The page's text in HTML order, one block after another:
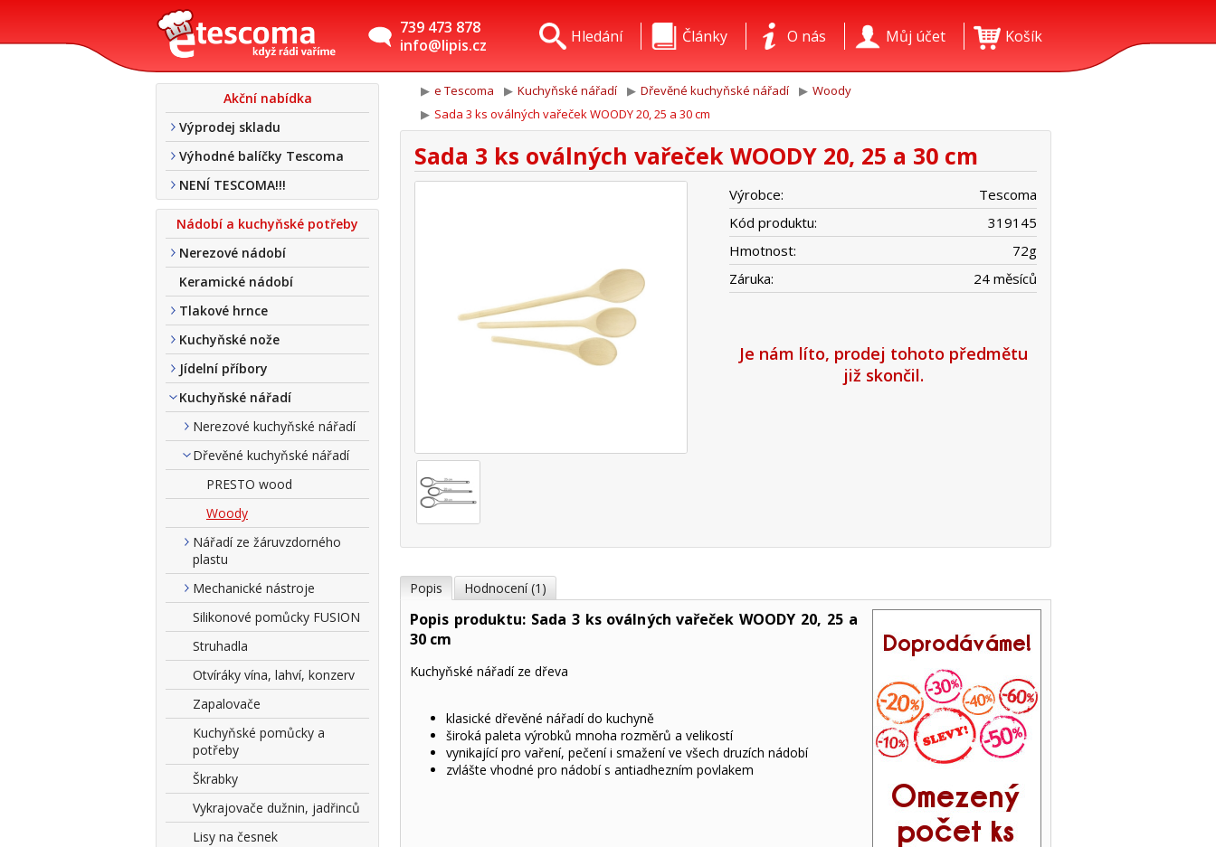
739 473 878
info@lipis.cz
Košík
Můj účet
O nás
Články
Hledání
Akční nabídka
Výprodej skladu
Výhodné balíčky Tescoma
NENÍ TESCOMA!!!
Nádobí a kuchyňské potřeby
Nerezové nádobí
Keramické nádobí
Tlakové hrnce
Kuchyňské nože
Jídelní příbory
Kuchyňské nářadí
Nerezové kuchyňské nářadí
Dřevěné kuchyňské nářadí
PRESTO wood
Woody
Nářadí ze žáruvzdorného
plastu
Mechanické nástroje
Silikonové pomůcky FUSION
Struhadla
Otvíráky vína, lahví, konzerv
Zapalovače
Kuchyňské pomůcky a
potřeby
Škrabky
Vykrajovače dužnin, jadřinců
Lisy na česnek
e Tescoma Kuchyňské nářadí Dřevěné kuchyňské nářadí
Woody
Sada 3 ks oválných vařeček WOODY 20, 25 a 30 cm
Sada 3 ks oválných vařeček WOODY 20, 25 a 30 cm
Výrobce:
Tescoma
Kód produktu:
319145
Hmotnost:
72g
Záruka:
24 měsíců
Je nám líto, prodej tohoto předmětu
již skončil.
Popis Hodnocení (1)
Popis produktu: Sada 3 ks oválných vařeček WOODY 20, 25 a
30 cm
Kuchyňské nářadí ze dřeva
klasické dřevěné nářadí do kuchyně
široká paleta výrobků mnoha rozměrů a velikostí
vynikající pro vaření, pečení i smažení ve všech druzích nádobí
zvlášte vhodné pro nádobí s antiadhezním povlakem